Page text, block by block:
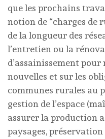
que les prochains
notion de “charges
de la longueur des
l’entretien ou la
d’assainissement
nouvelles et sur les
communes rurales au
gestion de l’espace
assurer la production
paysages, préservation